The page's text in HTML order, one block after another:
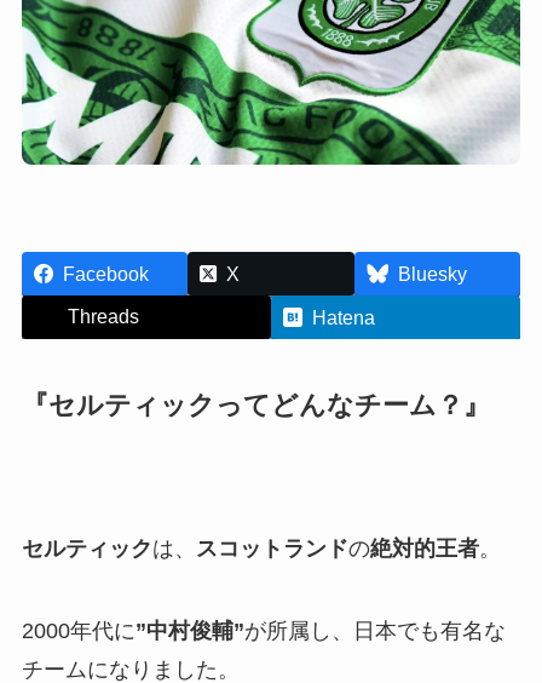
Facebook X
Bluesky
Threads
Hatena
『セルティックってどんなチーム？』
セルティックは、 スコットランドの絶対的王者。
2000年代に”中村俊輔”が所属し、日本でも有名な
チームになりました。